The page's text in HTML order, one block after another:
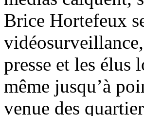
Brice Hortefeux
presse et les élus
même jusqu’à
venue des